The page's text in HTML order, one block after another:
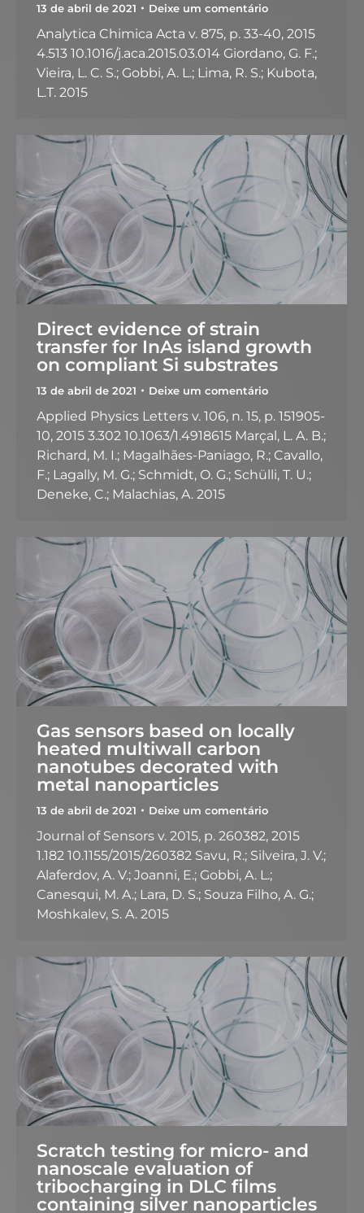
13 de abril de 2021 Deixe um comentário
Analytica Chimica Acta v. 875, p. 33-40, 2015
4.513 10.1016/j.aca.2015.03.014 Giordano, G. F.;
Vieira, L. C. S.; Gobbi, A. L.; Lima, R. S.; Kubota,
L.T. 2015
Direct evidence of strain
transfer for InAs island growth
on compliant Si substrates
13 de abril de 2021 Deixe um comentário
Applied Physics Letters v. 106, n. 15, p. 151905-
10, 2015 3.302 10.1063/1.4918615 Marçal, L. A. B.;
Richard, M. I.; Magalhães-Paniago, R.; Cavallo,
F.; Lagally, M. G.; Schmidt, O. G.; Schülli, T. U.;
Deneke, C.; Malachias, A. 2015
Gas sensors based on locally
heated multiwall carbon
nanotubes decorated with
metal nanoparticles
13 de abril de 2021 Deixe um comentário
Journal of Sensors v. 2015, p. 260382, 2015
1.182 10.1155/2015/260382 Savu, R.; Silveira, J. V.;
Alaferdov, A. V.; Joanni, E.; Gobbi, A. L.;
Canesqui, M. A.; Lara, D. S.; Souza Filho, A. G.;
Moshkalev, S. A. 2015
Scratch testing for micro- and
nanoscale evaluation of
tribocharging in DLC films
containing silver nanoparticles